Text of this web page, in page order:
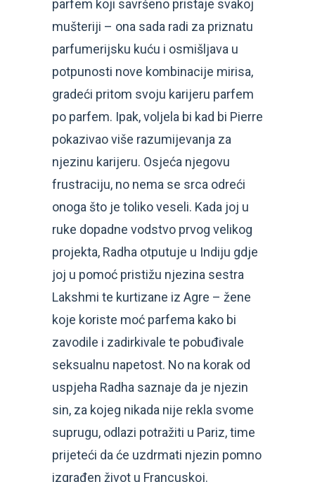
parfem koji savršeno pristaje svakoj
mušteriji – ona sada radi za priznatu
parfumerijsku kuću i osmišljava u
potpunosti nove kombinacije mirisa,
gradeći pritom svoju karijeru parfem
po parfem. Ipak, voljela bi kad bi Pierre
pokazivao više razumijevanja za
njezinu karijeru. Osjeća njegovu
frustraciju, no nema se srca odreći
onoga što je toliko veseli. Kada joj u
ruke dopadne vodstvo prvog velikog
projekta, Radha otputuje u Indiju gdje
joj u pomoć pristižu njezina sestra
Lakshmi te kurtizane iz Agre – žene
koje koriste moć parfema kako bi
zavodile i zadirkivale te pobuđivale
seksualnu napetost. No na korak od
uspjeha Radha saznaje da je njezin
sin, za kojeg nikada nije rekla svome
suprugu, odlazi potražiti u Pariz, time
prijeteći da će uzdrmati njezin pomno
izgrađen život u Francuskoj.